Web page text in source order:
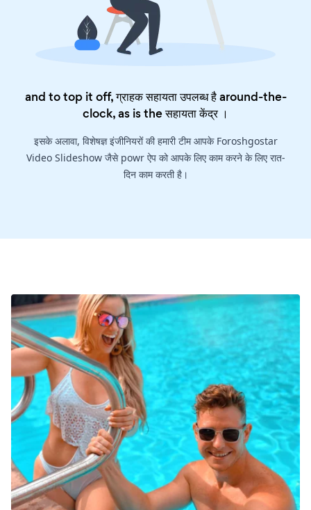
and to top it off, ग्राहक सहायता उपलब्ध है around-the-
clock, as is theसहायता केंद्र।
इसके अलावा, विशेषज्ञ इंजीनियरों की हमारी टीम आपके Foroshgostar
Video Slideshow जैसे powr ऐप को आपके लिए काम करने के लिए रात-
दिन काम करती है।